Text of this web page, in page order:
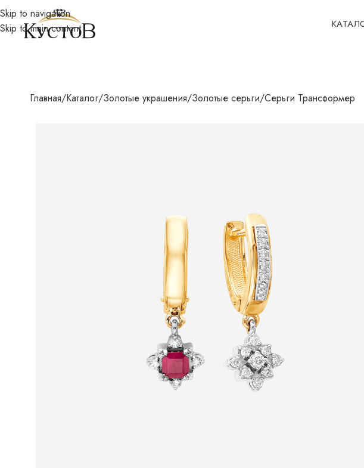
Skip to navigation
Skip to main content
Главная Каталог Золотые украшения Золотые серьги Серьги Трансформер